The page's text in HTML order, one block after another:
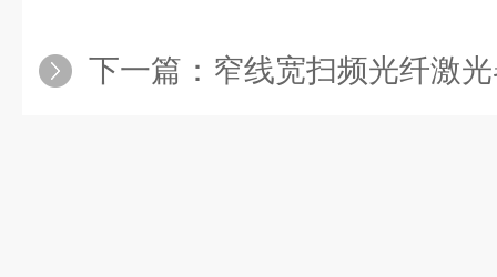
下一篇： 窄线宽扫频光纤激光器：